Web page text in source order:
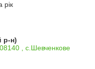
рік
р-н)
, с.Шевченкове